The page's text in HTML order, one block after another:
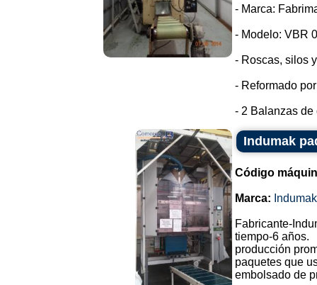
- Marca:
- Modelo: VBR
- Roscas, silos
- Reformado
- 2 Balanzas de
Indumak
Código
Marca: Indumak
Fabricante-
tiempo-6 años.
producción
paquetes que
embolsado de